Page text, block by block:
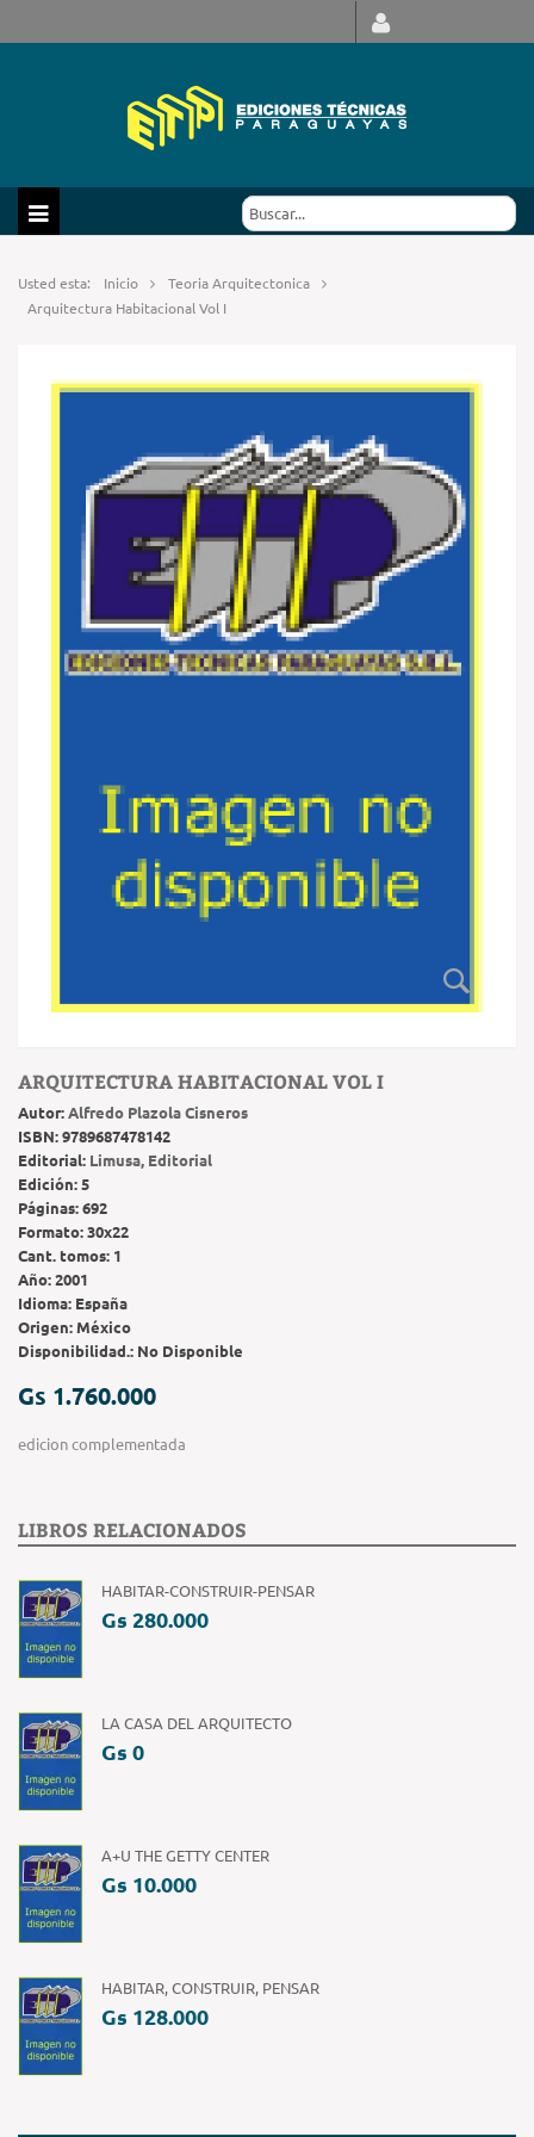
Usted esta: Inicio
Teoria Arquitectonica
Arquitectura Habitacional Vol I
ARQUITECTURA HABITACIONAL VOL I
Autor:Alfredo Plazola Cisneros
ISBN:9789687478142
Editorial: Limusa, Editorial
Edición:5
Páginas:692
Formato:30x22
Cant. tomos: 1
Año:2001
Idioma: España
Origen:México
Disponibilidad.: No Disponible
Gs 1.760.000
edicion complementada
LIBROS RELACIONADOS
HABITAR-CONSTRUIR-PENSAR
Gs 280.000
LA CASA DEL ARQUITECTO
Gs 0
A+U THE GETTY CENTER
Gs 10.000
HABITAR, CONSTRUIR, PENSAR
Gs 128.000